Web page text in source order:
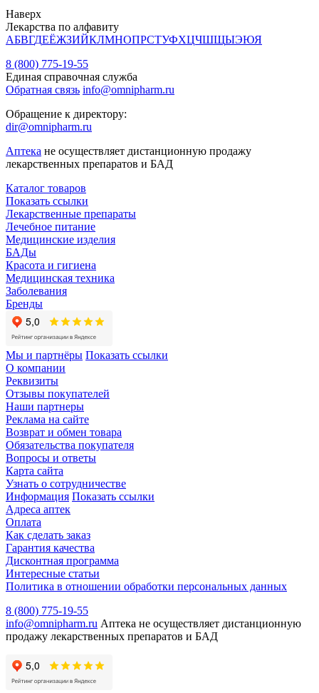
Наверх
Лекарства по алфавиту
АБВГДЕЁЖЗИЙКЛМНОПРСТУФХЦЧШЩЫЭЮЯ
8 (800) 775-19-55
Единая справочная служба
Обратная связь info@omnipharm.ru
Обращение к директору:
dir@omnipharm.ru
Аптека не осуществляет дистанционную продажу
лекарственных препаратов и БАД
Каталог товаров
Показать ссылки
Лекарственные препараты
Лечебное питание
Медицинские изделия
БАДы
Красота и гигиена
Медицинская техника
Заболевания
Бренды
Мы и партнёры Показать ссылки
О компании
Реквизиты
Отзывы покупателей
Наши партнеры
Реклама на сайте
Возврат и обмен товара
Обязательства покупателя
Вопросы и ответы
Карта сайта
Узнать о сотрудничестве
Информация Показать ссылки
Адреса аптек
Оплата
Как сделать заказ
Гарантия качества
Дисконтная программа
Интересные статьи
Политика в отношении обработки персональных данных
8 (800) 775-19-55
info@omnipharm.ru Аптека не осуществляет дистанционную
продажу лекарственных препаратов и БАД